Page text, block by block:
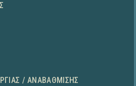
/ ΑΝΑΒΆΘΜΙΣΗΣ